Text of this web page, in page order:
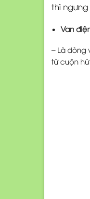
thì
Van
– Là dòng
từ cuộn